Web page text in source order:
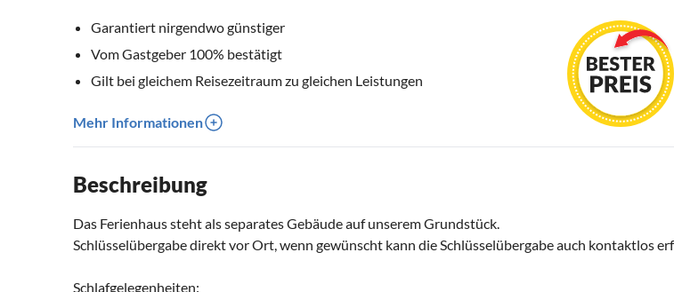
Garantiert nirgendwo günstiger
Vom Gastgeber 100% bestätigt
Gilt bei gleichem Reisezeitraum zu gleichen Leistungen
Mehr Informationen
Beschreibung
Das Ferienhaus steht als separates Gebäude auf unserem Grundstück.
Schlüsselübergabe direkt vor Ort, wenn gewünscht kann die Schlüsselübergabe auch kontaktlos
Schlafgelegenheiten: